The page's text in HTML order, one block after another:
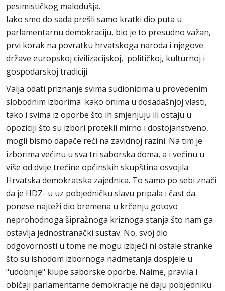
pesimističkog malodušja.
Iako smo do sada prešli samo kratki dio puta u
parlamentarnu demokraciju, bio je to presudno važan,
prvi korak na povratku hrvatskoga naroda i njegove
države europskoj civilizacijskoj, političkoj, kulturnoj i
gospodarskoj tradiciji.
Valja odati priznanje svima sudionicima u provedenim
slobodnim izborima kako onima u dosadašnjoj vlasti,
tako i svima iz oporbe što ih smjenjuju ili ostaju u
opoziciji što su izbori protekli mirno i dostojanstveno,
mogli bismo dapače reći na zavidnoj razini. Na tim je
izborima većinu u sva tri saborska doma, a i većinu u
više od dvije trećine općinskih skupština osvojila
Hrvatska demokratska zajednica. To samo po sebi znači
da je HDZ- u uz pobjedničku slavu pripala i čast da
ponese najteži dio bremena u krčenju gotovo
neprohodnoga šipražnoga kriznoga stanja što nam ga
ostavlja jednostranački sustav. No, svoj dio
odgovornosti u tome ne mogu izbjeći ni ostale stranke
što su ishodom izbornoga nadmetanja dospjele u
"udobnije" klupe saborske oporbe. Naime, pravila i
običaji parlamentarne demokracije ne daju pobjedniku